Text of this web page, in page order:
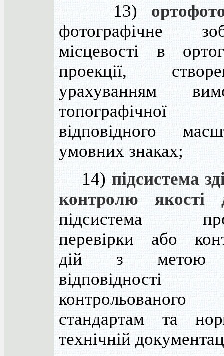
13)
фотографічне
місцевості в
проекції,
урахуванням
відповідного
умовних знаках;
14) підсистема
контролю якості
підсистема
перевірки або
дій з метою
відповідності
контрольованого
стандартам та
технічній